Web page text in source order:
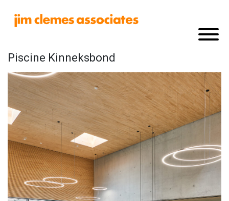
Piscine Kinneksbond